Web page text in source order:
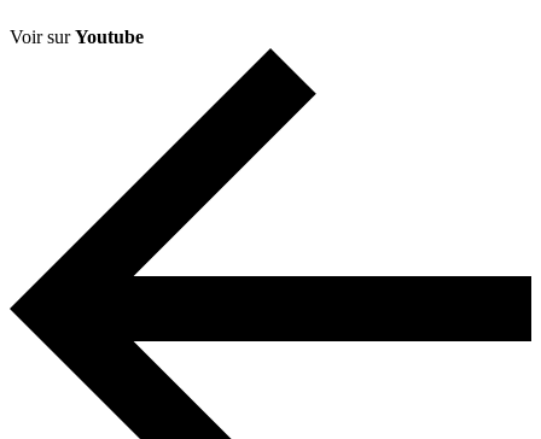
Voir surYoutube